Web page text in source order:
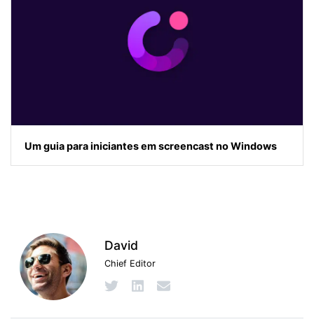
Um guia para iniciantes em screencast no Windows
David
Chief Editor